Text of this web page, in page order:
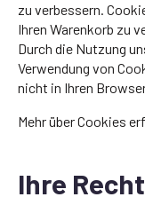
zu verbessern.
Ihren Warenkorb zu
Durch die Nutzung
Verwendung von
nicht in Ihren
Mehr über Cookies
Ihre